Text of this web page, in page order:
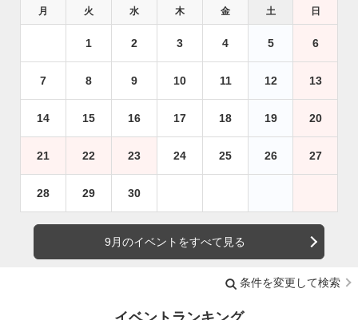
月 火 水 木 金 土 日
1 2 3 4 5 6
7 8 9 10 11 12 13
14 15 16 17 18 19 20
21 22 23 24 25 26 27
28 29 30
9月のイベントをすべて見る
条件を変更して検索